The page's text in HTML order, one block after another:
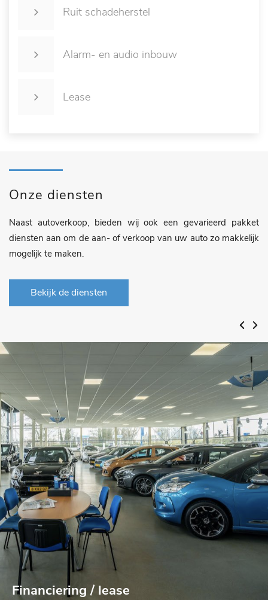
Ruit schadeherstel
Alarm- en audio inbouw
Lease
Onze diensten
Naast autoverkoop, bieden wij ook een gevarieerd pakket
diensten aan om de aan- of verkoop van uw auto zo makkelijk
mogelijk te maken.
Bekijk de diensten
Financiering / lease